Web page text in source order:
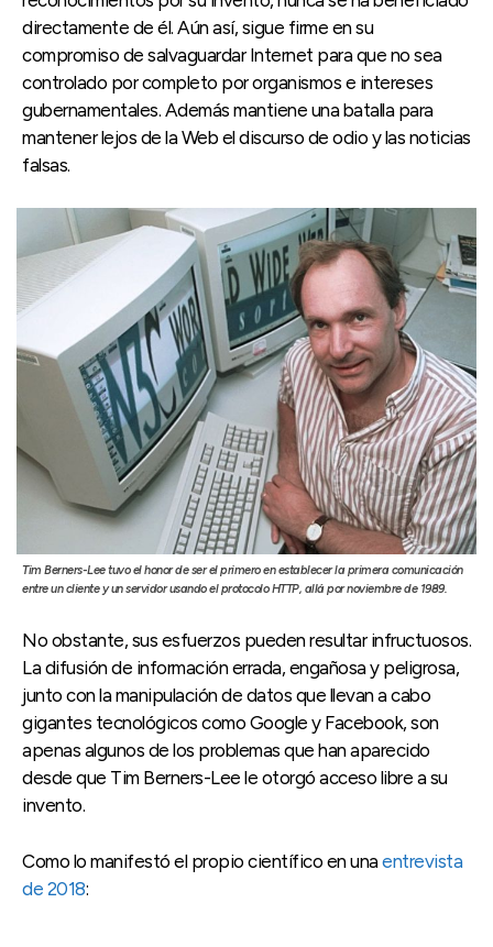
directamente de él. Aún así, sigue firme en su
compromiso de salvaguardar Internet para que no sea
controlado por completo por organismos e intereses
gubernamentales. Además mantiene una batalla para
mantener lejos de la Web el discurso de odio y las noticias
falsas.
Tim Berners-Lee tuvo el honor de ser el primero en establecer la primera comunicación
entre un cliente y un servidor usando el protocolo HTTP, allá por noviembre de 1989.
No obstante, sus esfuerzos pueden resultar infructuosos.
La difusión de información errada, engañosa y peligrosa,
junto con la manipulación de datos que llevan a cabo
gigantes tecnológicos como Google y Facebook, son
apenas algunos de los problemas que han aparecido
desde que Tim Berners-Lee le otorgó acceso libre a su
invento.
Como lo manifestó el propio científico en unaentrevista
de 2018: